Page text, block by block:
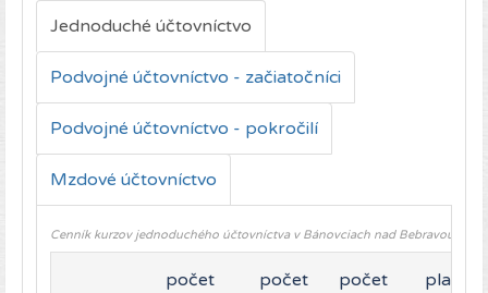
Jednoduché účtovníctvo
Podvojné účtovníctvo - začiatočníci
Podvojné účtovníctvo - pokročilí
Mzdové účtovníctvo
Cenník kurzov jednoduchého účtovníctva v Bánovciach nad Bebravou
počet
počet
počet
platba